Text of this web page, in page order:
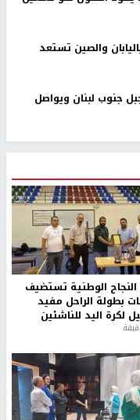
والصين تستعد
جنوب لبنان ويواصل
الوطنية تستضيف
بطولة الراحل مفيد
لكرة اليد للناشئين